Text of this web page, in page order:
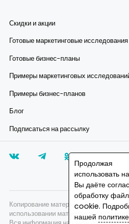
Скидки и акции
Готовые маркетинговые исследования
Готовые бизнес-планы
Примеры маркетинговых
Примеры бизнес-планов
Блог
Подписаться на рассылку
Копирование материалов запрещено,
использовании материалов сайта
Продолжая
использовать
Вы даёте
обработку
cookie.
нашей политике